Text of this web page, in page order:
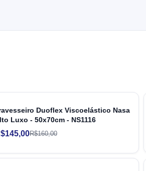
Duoflex Viscoelástico Nasa
Luxo - 50x70cm - NS1116
R$160,00